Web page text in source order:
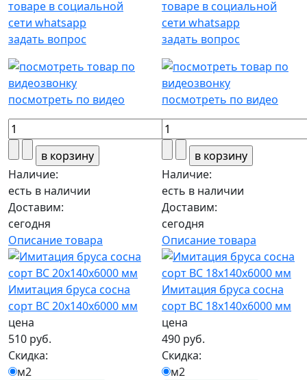
задать вопрос
посмотреть по видео
Наличие:
есть в наличии
Доставим:
сегодня
Описание товара
задать вопрос
посмотреть по видео
Наличие:
есть в наличии
Доставим:
сегодня
Описание товара
Имитация бруса сосна
сорт ВС 20х140х6000 мм
цена
510 руб.
Скидка:
м2
Имитация бруса сосна
сорт ВС 18х140х6000 мм
цена
490 руб.
Скидка:
м2